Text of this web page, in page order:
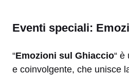
Eventi speciali:
“Emozioni sul Ghiaccio“ è
e coinvolgente, che unisce